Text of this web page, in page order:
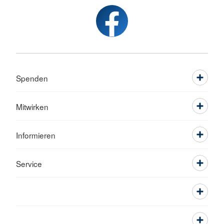
Spenden
Mitwirken
Informieren
Service